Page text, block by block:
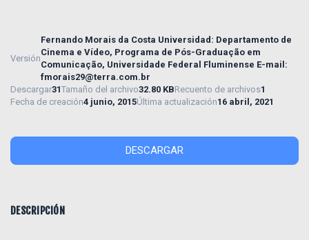
Versión
Fernando Morais da Costa Universidad: Departamento de
Cinema e Vídeo, Programa de Pós-Graduação em
Comunicação, Universidade Federal Fluminense E-mail:
fmorais29@terra.com.br
Descargar31Tamaño del archivo32.80 KBRecuento de archivos1
Fecha de creación4 junio, 2015Última actualización16 abril, 2021
DESCARGAR
DESCRIPCIÓN